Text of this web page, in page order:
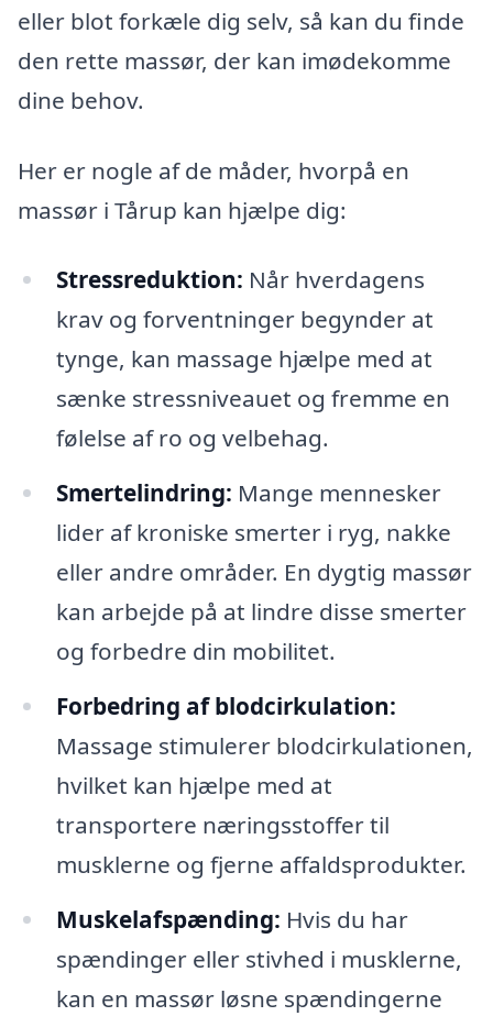
eller blot forkæle dig selv, så kan du finde
den rette massør, der kan imødekomme
dine behov.
Her er nogle af de måder, hvorpå en
massør i Tårup kan hjælpe dig:
Stressreduktion: Når hverdagens
krav og forventninger begynder at
tynge, kan massage hjælpe med at
sænke stressniveauet og fremme en
følelse af ro og velbehag.
Smertelindring: Mange mennesker
lider af kroniske smerter i ryg, nakke
eller andre områder. En dygtig massør
kan arbejde på at lindre disse smerter
og forbedre din mobilitet.
Forbedring af blodcirkulation:
Massage stimulerer blodcirkulationen,
hvilket kan hjælpe med at
transportere næringsstoffer til
musklerne og fjerne affaldsprodukter.
Muskelafspænding: Hvis du har
spændinger eller stivhed i musklerne,
kan en massør løsne spændingerne